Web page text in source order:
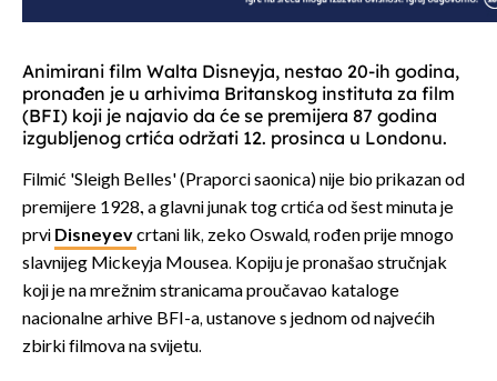
Animirani film Walta Disneyja, nestao 20-ih godina,
pronađen je u arhivima Britanskog instituta za film
(BFI) koji je najavio da će se premijera 87 godina
izgubljenog crtića održati 12. prosinca u Londonu.
Filmić 'Sleigh Belles' (Praporci saonica) nije bio prikazan od
premijere 1928., a glavni junak tog crtića od šest minuta je
prvi Disneyevcrtani lik, zeko Oswald, rođen prije mnogo
slavnijeg Mickeyja Mousea. Kopiju je pronašao stručnjak
koji je na mrežnim stranicama proučavao kataloge
nacionalne arhive BFI-a, ustanove s jednom od najvećih
zbirki filmova na svijetu.